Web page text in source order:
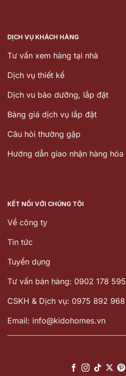
DỊCH VỤ KHÁCH HÀNG
Tư vấn xem hàng tại nhà
Dịch vụ thiết kế
Dịch vu bảo dưỡng, lắp đặt
Bảng giá dịch vụ lắp đặt
Câu hỏi thường gặp
Hướng dẫn giao nhận hàng hóa
KẾT NỐI VỚI CHÚNG TÔI
Về công ty
Tin tức
Tuyển dụng
Tư vấn bán hàng: 0902 178 595
CSKH & Dịch vụ: 0975 892 968
Email: info@kidohomes.vn